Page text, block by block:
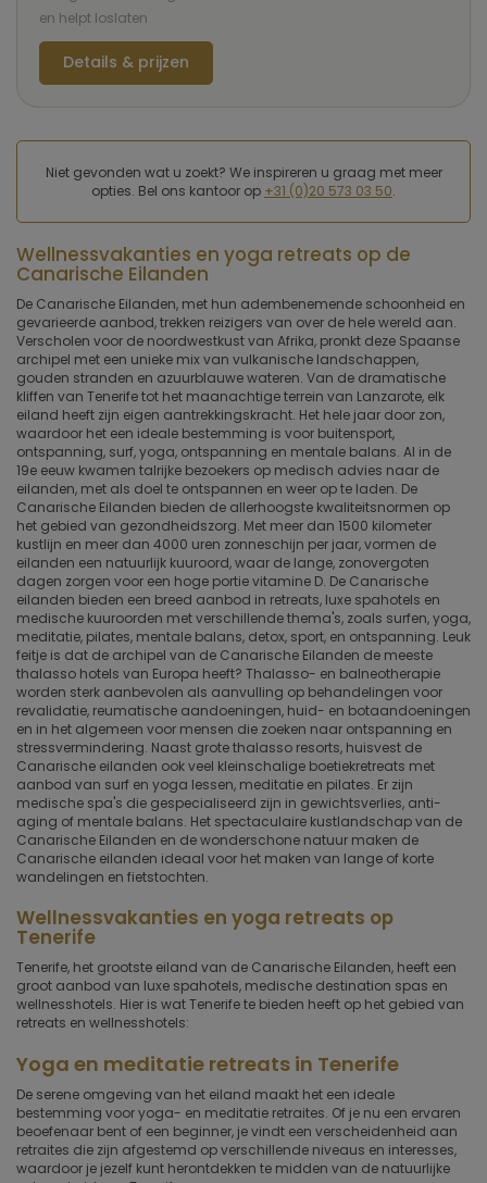
en helpt loslaten
Details & prijzen
Niet gevonden wat u zoekt? We inspireren u graag met meer
opties. Bel ons kantoor op +31 (0)20 573 03 50.
Wellnessvakanties en yoga retreats op de
Canarische Eilanden
De Canarische Eilanden, met hun adembenemende schoonheid en
gevarieerde aanbod, trekken reizigers van over de hele wereld aan.
Verscholen voor de noordwestkust van Afrika, pronkt deze Spaanse
archipel met een unieke mix van vulkanische landschappen,
gouden stranden en azuurblauwe wateren. Van de dramatische
kliffen van Tenerife tot het maanachtige terrein van Lanzarote, elk
eiland heeft zijn eigen aantrekkingskracht. Het hele jaar door zon,
waardoor het een ideale bestemming is voor buitensport,
ontspanning, surf, yoga, ontspanning en mentale balans. Al in de
19e eeuw kwamen talrijke bezoekers op medisch advies naar de
eilanden, met als doel te ontspannen en weer op te laden. De
Canarische Eilanden bieden de allerhoogste kwaliteitsnormen op
het gebied van gezondheidszorg. Met meer dan 1500 kilometer
kustlijn en meer dan 4000 uren zonneschijn per jaar, vormen de
eilanden een natuurlijk kuuroord, waar de lange, zonovergoten
dagen zorgen voor een hoge portie vitamine D. De Canarische
eilanden bieden een breed aanbod in retreats, luxe spahotels en
medische kuuroorden met verschillende thema's, zoals surfen, yoga,
meditatie, pilates, mentale balans, detox, sport, en ontspanning. Leuk
feitje is dat de archipel van de Canarische Eilanden de meeste
thalasso hotels van Europa heeft? Thalasso- en balneotherapie
worden sterk aanbevolen als aanvulling op behandelingen voor
revalidatie, reumatische aandoeningen, huid- en botaandoeningen
en in het algemeen voor mensen die zoeken naar ontspanning en
stressvermindering. Naast grote thalasso resorts, huisvest de
Canarische eilanden ook veel kleinschalige boetiekretreats met
aanbod van surf en yoga lessen, meditatie en pilates. Er zijn
medische spa's die gespecialiseerd zijn in gewichtsverlies, anti-
aging of mentale balans. Het spectaculaire kustlandschap van de
Canarische Eilanden en de wonderschone natuur maken de
Canarische eilanden ideaal voor het maken van lange of korte
wandelingen en fietstochten.
Wellnessvakanties en yoga retreats op
Tenerife
Tenerife, het grootste eiland van de Canarische Eilanden, heeft een
groot aanbod van luxe spahotels, medische destination spas en
wellnesshotels. Hier is wat Tenerife te bieden heeft op het gebied van
retreats en wellnesshotels:
Yoga en meditatie retreats in Tenerife
De serene omgeving van het eiland maakt het een ideale
bestemming voor yoga- en meditatie retraites. Of je nu een ervaren
beoefenaar bent of een beginner, je vindt een verscheidenheid aan
retraites die zijn afgestemd op verschillende niveaus en interesses,
waardoor je jezelf kunt herontdekken te midden van de natuurlijke